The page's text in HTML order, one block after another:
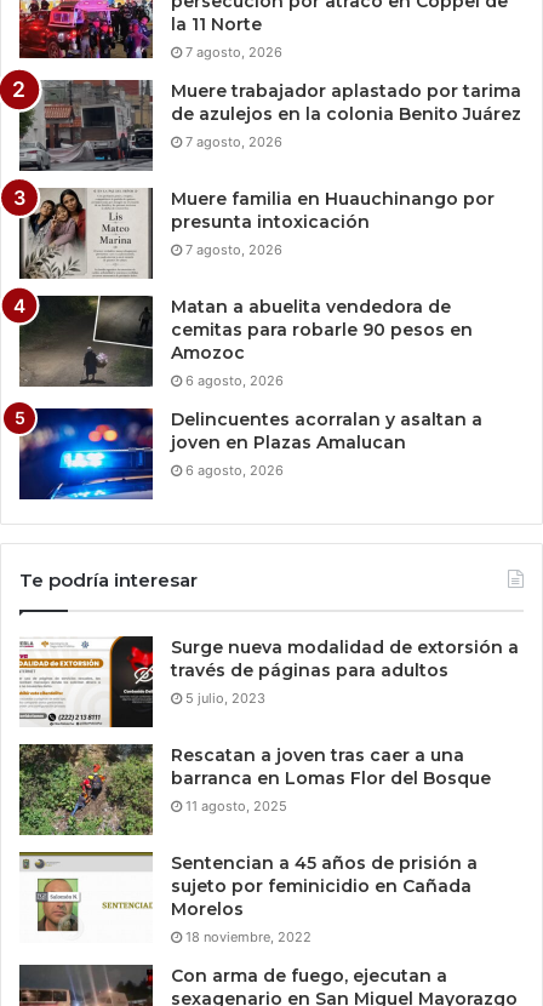
la 11 Norte
7 agosto, 2026
Muere trabajador aplastado por tarima
de azulejos en la colonia Benito Juárez
7 agosto, 2026
Muere familia en Huauchinango por
presunta intoxicación
7 agosto, 2026
Matan a abuelita vendedora de
cemitas para robarle 90 pesos en
Amozoc
6 agosto, 2026
Delincuentes acorralan y asaltan a
joven en Plazas Amalucan
6 agosto, 2026
Te podría interesar
Surge nueva modalidad de extorsión a
través de páginas para adultos
5 julio, 2023
Rescatan a joven tras caer a una
barranca en Lomas Flor del Bosque
11 agosto, 2025
Sentencian a 45 años de prisión a
sujeto por feminicidio en Cañada
Morelos
18 noviembre, 2022
Con arma de fuego, ejecutan a
sexagenario en San Miguel Mayorazgo